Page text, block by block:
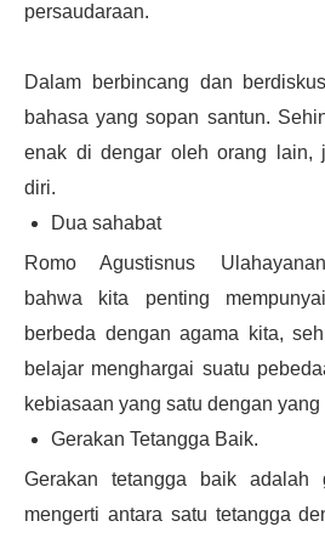
persaudaraan.
Dalam berbincang dan
bahasa yang sopan santun.
enak di dengar oleh orang lain,
diri.
Dua sahabat
Romo Agustisnus
bahwa kita penting
berbeda dengan agama kita,
belajar menghargai suatu
kebiasaan yang satu dengan yang
Gerakan Tetangga Baik.
Gerakan tetangga baik adalah
mengerti antara satu tetangga